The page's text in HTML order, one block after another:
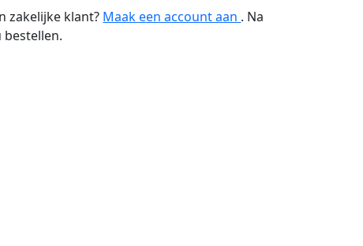
zakelijke klant? Maak een account aan . Na